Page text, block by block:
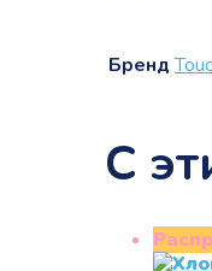
Бренд
С